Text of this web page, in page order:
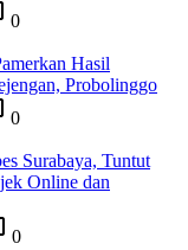
0
Hasil
Probolinggo
0
Surabaya, Tuntut
Online dan
0